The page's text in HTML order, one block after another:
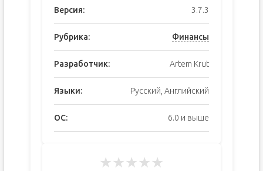
Версия: 3.7.3
Рубрика: Финансы
Разработчик: Artem Krut
Языки: Русский, Английский
ОС: 6.0 и выше
★★★★★